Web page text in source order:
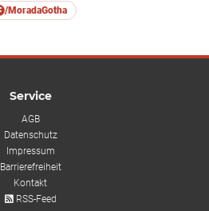
/MoradaGotha
Service
AGB
Datenschutz
Impressum
Barrierefreiheit
Kontakt
RSS-Feed